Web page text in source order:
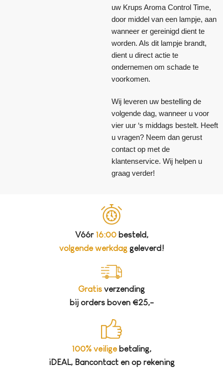
uw Krups Aroma Control Time,
door middel van een lampje, aan
wanneer er gereinigd dient te
worden. Als dit lampje brandt,
dient u direct actie te
ondernemen om schade te
voorkomen.
Wij leveren uw bestelling de
volgende dag, wanneer u voor
vier uur ‘s middags bestelt. Heeft
u vragen? Neem dan gerust
contact op met de
klantenservice. Wij helpen u
graag verder!
Vóór 16:00besteld,
volgende werkdaggeleverd!
Gratis verzending
bij orders boven €25,-
100% veiligebetaling,
iDEAL, Bancontact en op rekening